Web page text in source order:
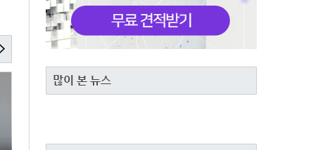
많이 본 뉴스